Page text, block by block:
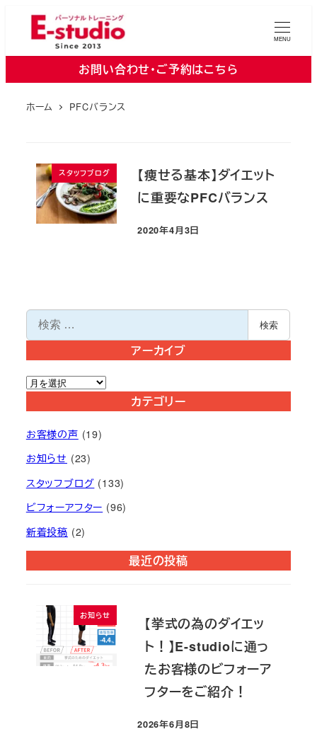
ン
MENU
お問い合わせ・ご予約はこちら
ホーム PFCバランス
スタッフブログ
【痩せる基本】ダイエット
に重要なPFCバランス
投稿日
2020年4月3日
索
検索
アーカイブ
ア
イ
ブ
カテゴリー
お客様の声 (19)
お知らせ (23)
スタッフブログ (133)
ビフォーアフター (96)
新着投稿 (2)
最近の投稿
お知らせ
【挙式の為のダイエッ
ト！】E-studioに通っ
たお客様のビフォーア
フターをご紹介！
投稿日
2026年6月8日